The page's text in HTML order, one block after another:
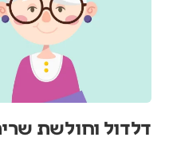
דלדול וחולשת